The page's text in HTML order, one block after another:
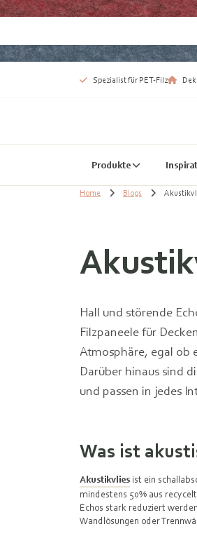
Spezialist für PET-Filz
Produkte
Home Blogs
Hall und störende
Filzpaneele für
Atmosphäre, egal ob
Darüber hinaus sind
und passen in jedes
Was ist
Akustikvlies ist ein
mindestens 50% aus
Echos stark reduziert
Wandlösungen oder